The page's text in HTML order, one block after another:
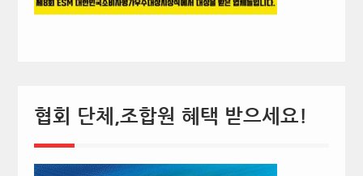
협회 단체,조합원 혜택 받으세요!